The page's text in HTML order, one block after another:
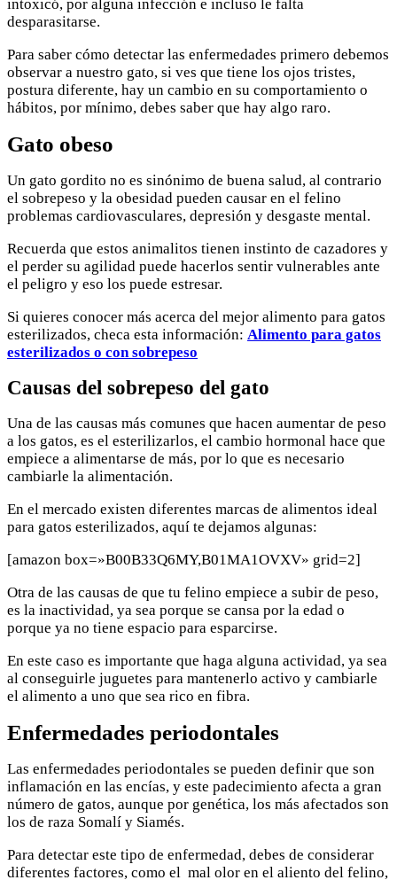
intoxicó, por alguna infección e incluso le falta
desparasitarse.
Para saber cómo detectar las enfermedades primero debemos
observar a nuestro gato, si ves que tiene los ojos tristes,
postura diferente, hay un cambio en su comportamiento o
hábitos, por mínimo, debes saber que hay algo raro.
Gato obeso
Un gato gordito no es sinónimo de buena salud, al contrario
el sobrepeso y la obesidad pueden causar en el felino
problemas cardiovasculares, depresión y desgaste mental.
Recuerda que estos animalitos tienen instinto de cazadores y
el perder su agilidad puede hacerlos sentir vulnerables ante
el peligro y eso los puede estresar.
Si quieres conocer más acerca del mejor alimento para gatos
esterilizados, checa esta información: Alimento para gatos
esterilizados o con sobrepeso
Causas del sobrepeso del gato
Una de las causas más comunes que hacen aumentar de peso
a los gatos, es el esterilizarlos, el cambio hormonal hace que
empiece a alimentarse de más, por lo que es necesario
cambiarle la alimentación.
En el mercado existen diferentes marcas de alimentos ideal
para gatos esterilizados, aquí te dejamos algunas:
[amazon box=»B00B33Q6MY,B01MA1OVXV» grid=2]
Otra de las causas de que tu felino empiece a subir de peso,
es la inactividad, ya sea porque se cansa por la edad o
porque ya no tiene espacio para esparcirse.
En este caso es importante que haga alguna actividad, ya sea
al conseguirle juguetes para mantenerlo activo y cambiarle
el alimento a uno que sea rico en fibra.
Enfermedades periodontales
Las enfermedades periodontales se pueden definir que son
inflamación en las encías, y este padecimiento afecta a gran
número de gatos, aunque por genética, los más afectados son
los de raza Somalí y Siamés.
Para detectar este tipo de enfermedad, debes de considerar
diferentes factores, como el mal olor en el aliento del felino,